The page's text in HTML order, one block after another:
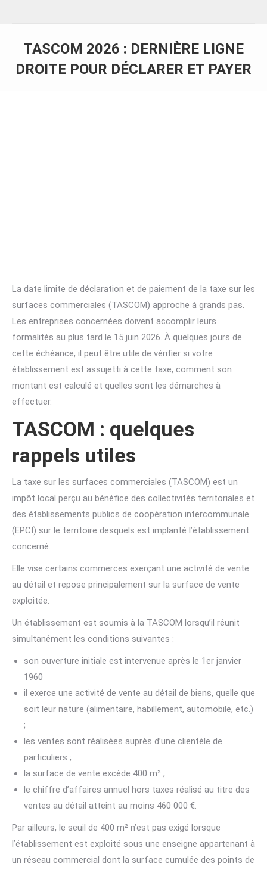
TASCOM 2026 : DERNIÈRE LIGNE
DROITE POUR DÉCLARER ET PAYER
La date limite de déclaration et de paiement de la taxe sur les
surfaces commerciales (TASCOM) approche à grands pas.
Les entreprises concernées doivent accomplir leurs
formalités au plus tard le 15 juin 2026. À quelques jours de
cette échéance, il peut être utile de vérifier si votre
établissement est assujetti à cette taxe, comment son
montant est calculé et quelles sont les démarches à
effectuer.
TASCOM : quelques
rappels utiles
La taxe sur les surfaces commerciales (TASCOM) est un
impôt local perçu au bénéfice des collectivités territoriales et
des établissements publics de coopération intercommunale
(EPCI) sur le territoire desquels est implanté l’établissement
concerné.
Elle vise certains commerces exerçant une activité de vente
au détail et repose principalement sur la surface de vente
exploitée.
Un établissement est soumis à la TASCOM lorsqu’il réunit
simultanément les conditions suivantes :
son ouverture initiale est intervenue après le 1er janvier
1960
il exerce une activité de vente au détail de biens, quelle que
soit leur nature (alimentaire, habillement, automobile, etc.)
;
les ventes sont réalisées auprès d’une clientèle de
particuliers ;
la surface de vente excède 400 m² ;
le chiffre d’affaires annuel hors taxes réalisé au titre des
ventes au détail atteint au moins 460 000 €.
Par ailleurs, le seuil de 400 m² n’est pas exigé lorsque
l’établissement est exploité sous une enseigne appartenant à
un réseau commercial dont la surface cumulée des points de